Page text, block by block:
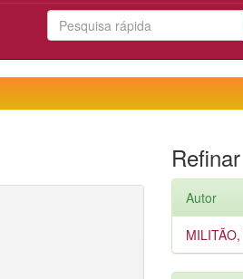
Refinar
Autor